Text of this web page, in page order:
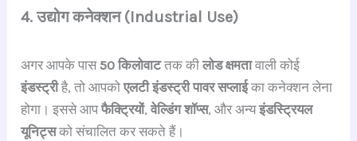
4. उद्योग कनेक्शन (Industrial Use)
अगर आपके पास50 किलोवाटतक कीलोड क्षमतावाली कोई
इंडस्ट्रीहै, तो आपकोएलटी इंडस्ट्री पावर सप्लाईका कनेक्शन लेना
होगा। इससे आपफैक्ट्रियों,वेल्डिंग शॉप्स, और अन्यइंडस्ट्रियल
यूनिट्सको संचालित कर सकते हैं।